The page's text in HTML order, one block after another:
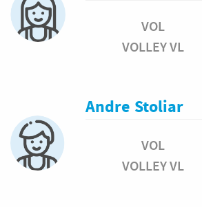
VOL
VOLLEY VL
Andre Stoliar
VOL
VOLLEY VL